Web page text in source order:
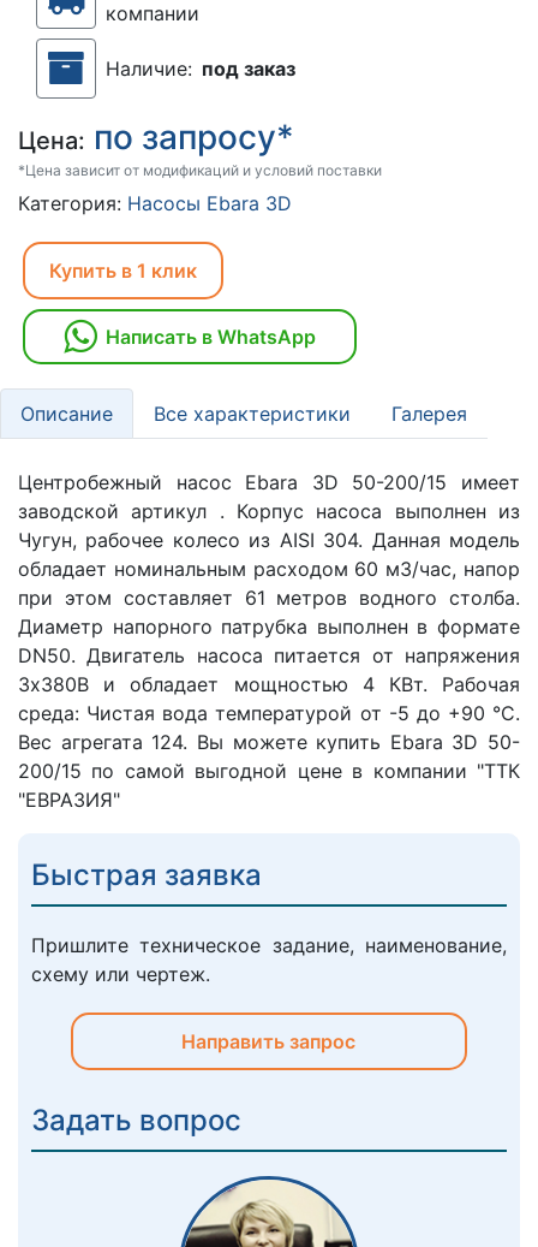
компании
Наличие: под заказ
Цена: по запросу*
*Цена зависит от модификаций и условий поставки
Категория: Насосы Ebara 3D
Купить в 1 клик
Написать в WhatsApp
Описание Все характеристики Галерея
Центробежный насос Ebara 3D 50-200/15 имеет
заводской артикул . Корпус насоса выполнен из
Чугун, рабочее колесо из AISI 304. Данная модель
обладает номинальным расходом 60 м3/час, напор
при этом составляет 61 метров водного столба.
Диаметр напорного патрубка выполнен в формате
DN50. Двигатель насоса питается от напряжения
3х380В и обладает мощностью 4 КВт. Рабочая
среда: Чистая вода температурой от -5 до +90 °C.
Вес агрегата 124. Вы можете купить Ebara 3D 50-
200/15 по самой выгодной цене в компании "ТТК
"ЕВРАЗИЯ"
Быстрая заявка
Пришлите техническое задание, наименование,
схему или чертеж.
Направить запрос
Задать вопрос